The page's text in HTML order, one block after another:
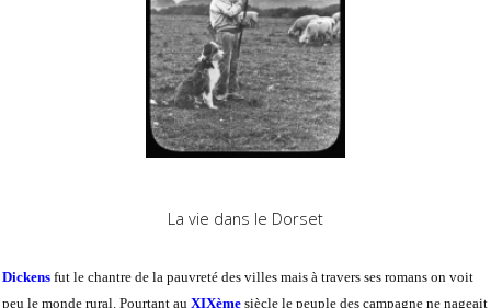
La vie dans le Dorset
Dickens fut le chantre de la pauvreté des villes mais à travers ses romans on voit
peu le monde rural. Pourtant au XIXème siècle le peuple des campagne ne nageait